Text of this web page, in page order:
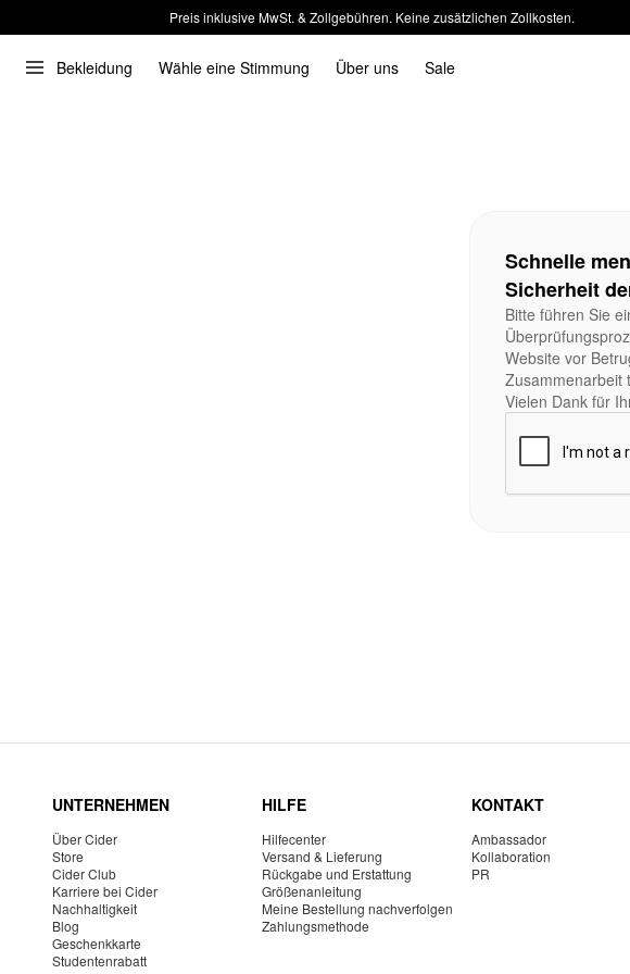
Preis inklusive MwSt. & Zollgebühren. Keine zusätzlichen Zollkosten.
Bekleidung Wähle eine Stimmung Über uns Sale
Schnelle
Sicherheit
Bitte führen Sie
Website vor
Zusammenarbeit
Vielen Dank für
UNTERNEHMEN
Über Cider
Store
Cider Club
Karriere bei Cider
Nachhaltigkeit
Blog
Geschenkkarte
Studentenrabatt
HILFE
Hilfecenter
Versand & Lieferung
Rückgabe und Erstattung
Größenanleitung
Meine Bestellung nachverfolgen
Zahlungsmethode
KONTAKT
Ambassador
Kollaboration
PR